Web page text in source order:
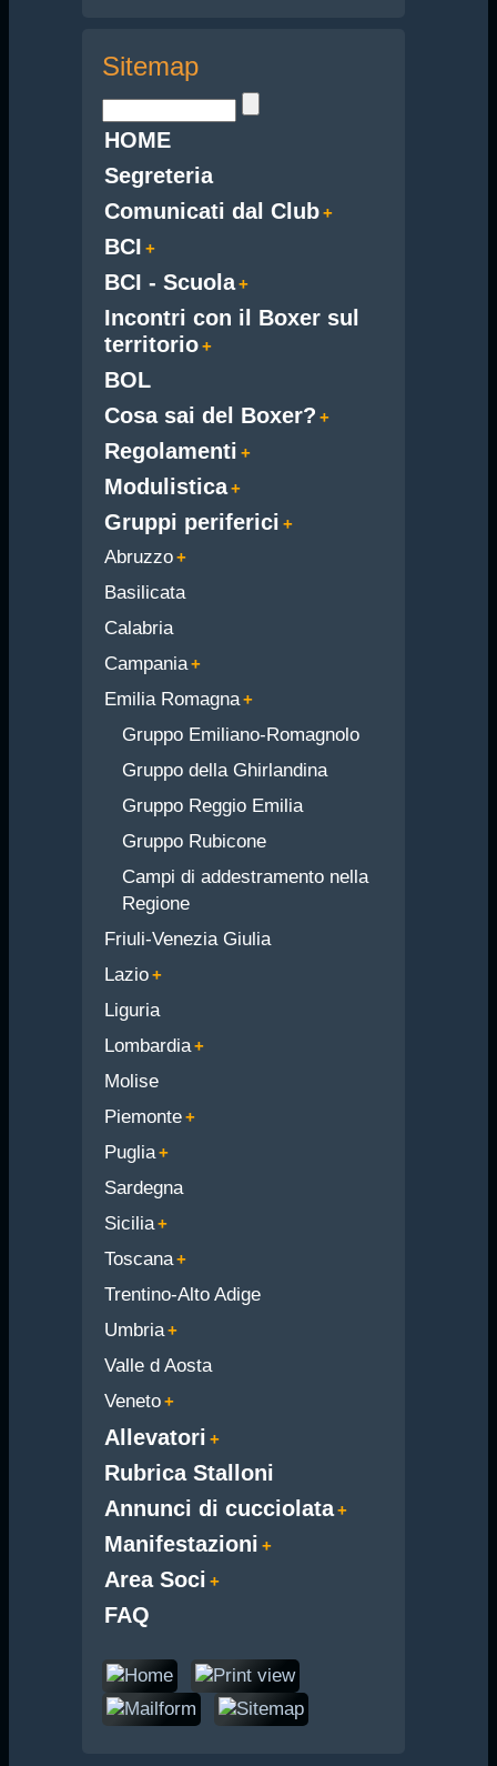
Sitemap
HOME
Segreteria
Comunicati dal Club
BCI
BCI - Scuola
Incontri con il Boxer sul
territorio
BOL
Cosa sai del Boxer?
Regolamenti
Modulistica
Gruppi periferici
Abruzzo
Basilicata
Calabria
Campania
Emilia Romagna
Gruppo Emiliano-Romagnolo
Gruppo della Ghirlandina
Gruppo Reggio Emilia
Gruppo Rubicone
Campi di addestramento nella
Regione
Friuli-Venezia Giulia
Lazio
Liguria
Lombardia
Molise
Piemonte
Puglia
Sardegna
Sicilia
Toscana
Trentino-Alto Adige
Umbria
Valle d Aosta
Veneto
Allevatori
Rubrica Stalloni
Annunci di cucciolata
Manifestazioni
Area Soci
FAQ